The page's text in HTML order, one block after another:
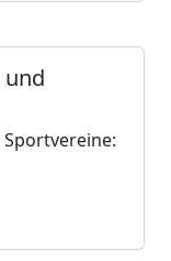
und